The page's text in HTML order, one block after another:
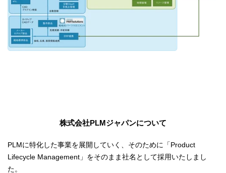
株式会社PLMジャパンについて
PLMに特化した事業を展開していく、そのために「Product
Lifecycle Management」をそのまま社名として採用いたしまし
た。